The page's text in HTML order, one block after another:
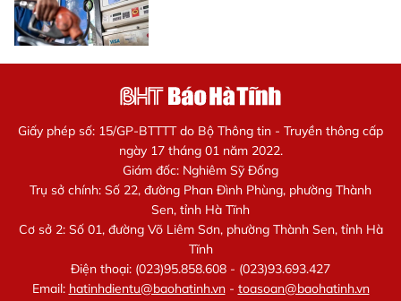
Giấy phép số: 15/GP-BTTTT do Bộ Thông tin - Truyền thông cấp
ngày 17 tháng 01 năm 2022.
Giám đốc: Nghiêm Sỹ Đống
Trụ sở chính: Số 22, đường Phan Đình Phùng, phường Thành
Sen, tỉnh Hà Tĩnh
Cơ sở 2: Số 01, đường Võ Liêm Sơn, phường Thành Sen, tỉnh Hà
Tĩnh
Điện thoại: (023)95.858.608 - (023)93.693.427
Email: hatinhdientu@baohatinh.vn- toasoan@baohatinh.vn